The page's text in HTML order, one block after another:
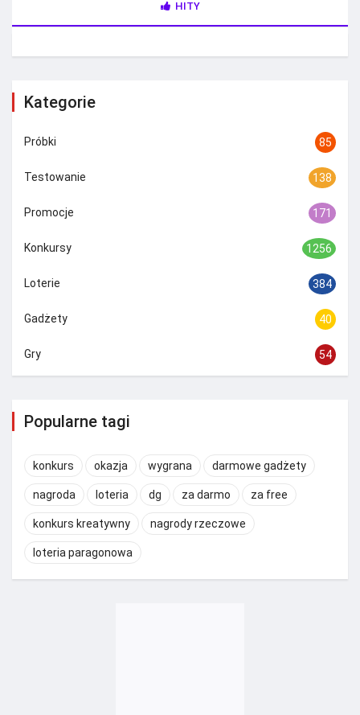
HITY
Kategorie
Próbki 85
Testowanie 138
Promocje 171
Konkursy 1256
Loterie 384
Gadżety 40
Gry 54
Popularne tagi
konkurs okazja wygrana darmowe gadżety
nagroda loteria dg za darmo za free
konkurs kreatywny nagrody rzeczowe
loteria paragonowa